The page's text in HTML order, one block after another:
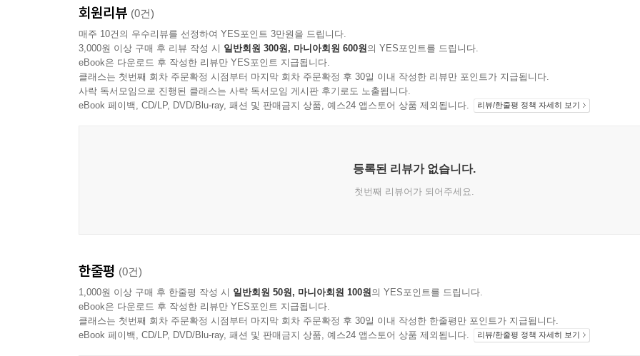
회원리뷰 (0건)
매주 10건의 우수리뷰를 선정하여 YES포인트 3만원을 드립니다.
3,000원 이상 구매 후 리뷰 작성 시 일반회원 300원, 마니아회원 600원의 YES포인트를 드립니다.
eBook은 다운로드 후 작성한 리뷰만 YES포인트 지급됩니다.
클래스는 첫번째 회차 주문확정 시점부터 마지막 회차 주문확정 후 30일 이내 작성한 리뷰만 포인트가 지급됩니다.
사락 독서모임으로 진행된 클래스는 사락 독서모임 게시판 후기로도 노출됩니다.
eBook 페이백, CD/LP, DVD/Blu-ray, 패션 및 판매금지 상품, 예스24 앱스토어 상품 제외됩니다.
리뷰/한줄평 정책 자세히 보기
등록된 리뷰가 없습니다.
첫번째 리뷰어가 되어주세요.
한줄평 (0건)
1,000원 이상 구매 후 한줄평 작성 시 일반회원 50원, 마니아회원 100원의 YES포인트를 드립니다.
eBook은 다운로드 후 작성한 리뷰만 YES포인트 지급됩니다.
클래스는 첫번째 회차 주문확정 시점부터 마지막 회차 주문확정 후 30일 이내 작성한 한줄평만 포인트가 지급됩니다.
eBook 페이백, CD/LP, DVD/Blu-ray, 패션 및 판매금지 상품, 예스24 앱스토어 상품 제외됩니다.
리뷰/한줄평 정책 자세히 보기